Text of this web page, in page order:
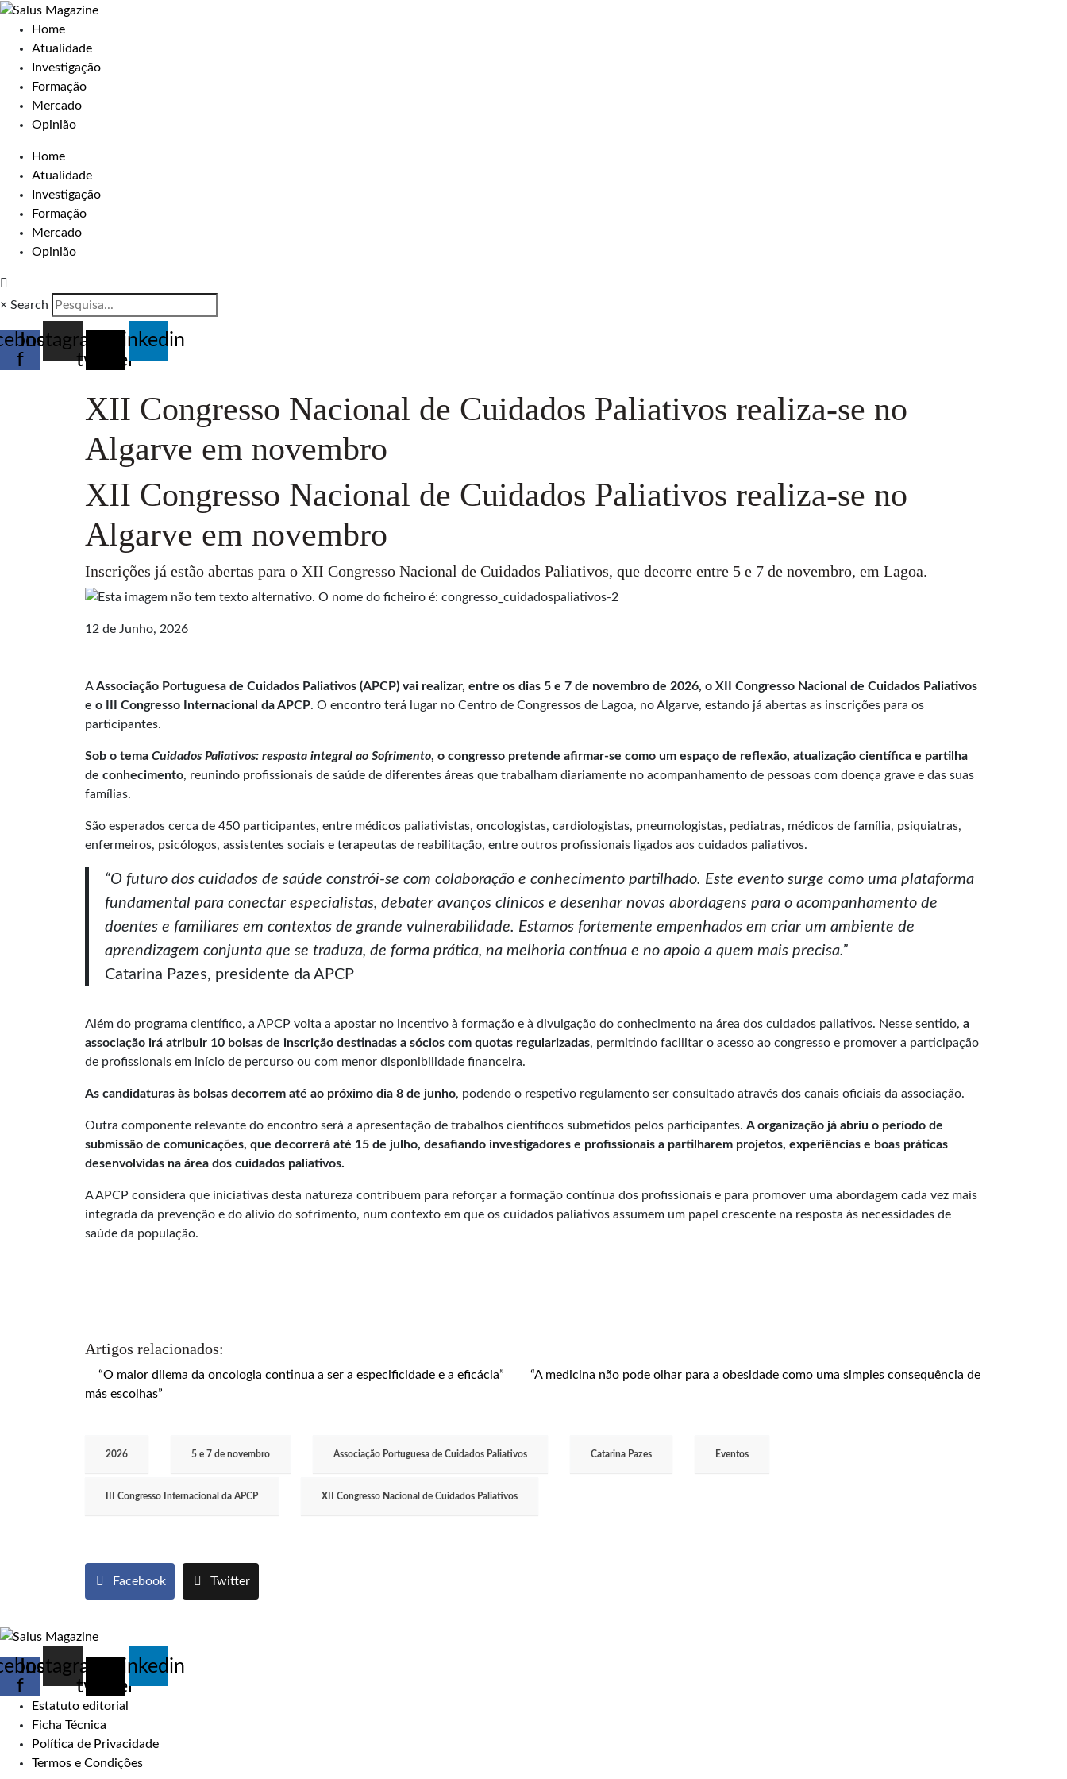
Home
Atualidade
Investigação
Formação
Mercado
Opinião
Home
Atualidade
Investigação
Formação
Mercado
Opinião
× Search
f
Instagram
twitter
Linkedin
XII Congresso Nacional de Cuidados Paliativos realiza-se no
Algarve em novembro
XII Congresso Nacional de Cuidados Paliativos realiza-se no
Algarve em novembro
Inscrições já estão abertas para o XII Congresso Nacional de Cuidados Paliativos, que decorre entre 5 e 7 de novembro, em Lagoa.
12 de Junho, 2026
AAssociação Portuguesa de Cuidados Paliativos (APCP) vai realizar, entre os dias 5 e 7 de novembro de 2026, o XII Congresso Nacional de Cuidados Paliativos
e o III Congresso Internacional da APCP. O encontro terá lugar no Centro de Congressos de Lagoa, no Algarve, estando já abertas as inscrições para os
participantes.
Sob o tema Cuidados Paliativos: resposta integral ao Sofrimento, o congresso pretende afirmar-se como um espaço de reflexão, atualização científica e partilha
de conhecimento, reunindo profissionais de saúde de diferentes áreas que trabalham diariamente no acompanhamento de pessoas com doença grave e das suas
famílias.
São esperados cerca de 450 participantes, entre médicos paliativistas, oncologistas, cardiologistas, pneumologistas, pediatras, médicos de família, psiquiatras,
enfermeiros, psicólogos, assistentes sociais e terapeutas de reabilitação, entre outros profissionais ligados aos cuidados paliativos.
“O futuro dos cuidados de saúde constrói-se com colaboração e conhecimento partilhado. Este evento surge como uma plataforma
fundamental para conectar especialistas, debater avanços clínicos e desenhar novas abordagens para o acompanhamento de
doentes e familiares em contextos de grande vulnerabilidade. Estamos fortemente empenhados em criar um ambiente de
aprendizagem conjunta que se traduza, de forma prática, na melhoria contínua e no apoio a quem mais precisa.”
Catarina Pazes, presidente da APCP
Além do programa científico, a APCP volta a apostar no incentivo à formação e à divulgação do conhecimento na área dos cuidados paliativos. Nesse sentido, a
associação irá atribuir 10 bolsas de inscrição destinadas a sócios com quotas regularizadas, permitindo facilitar o acesso ao congresso e promover a participação
de profissionais em início de percurso ou com menor disponibilidade financeira.
As candidaturas às bolsas decorrem até ao próximo dia 8 de junho, podendo o respetivo regulamento ser consultado através dos canais oficiais da associação.
Outra componente relevante do encontro será a apresentação de trabalhos científicos submetidos pelos participantes. A organização já abriu o período de
submissão de comunicações, que decorrerá até 15 de julho, desafiando investigadores e profissionais a partilharem projetos, experiências e boas práticas
desenvolvidas na área dos cuidados paliativos.
A APCP considera que iniciativas desta natureza contribuem para reforçar a formação contínua dos profissionais e para promover uma abordagem cada vez mais
integrada da prevenção e do alívio do sofrimento, num contexto em que os cuidados paliativos assumem um papel crescente na resposta às necessidades de
saúde da população.
Artigos relacionados:
“O maior dilema da oncologia continua a ser a especificidade e a eficácia”
“A medicina não pode olhar para a obesidade como uma simples consequência de
más escolhas”
2026 5 e 7 de novembro Associação Portuguesa de Cuidados Paliativos Catarina Pazes Eventos
III Congresso Internacional da APCP XII Congresso Nacional de Cuidados Paliativos
Facebook Twitter
f
Instagram
twitter
Linkedin
Estatuto editorial
Ficha Técnica
Política de Privacidade
Termos e Condições